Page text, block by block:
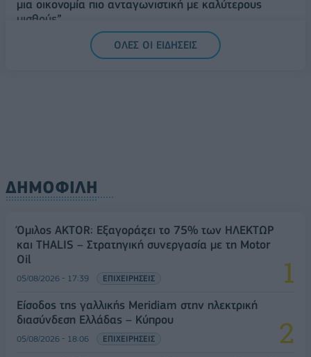
μια οικονομία πιο ανταγωνιστική με καλύτερους
μισθούς”
ΟΛΕΣ ΟΙ ΕΙΔΗΣΕΙΣ
ΔΗΜΟΦΙΛΗ
Όμιλος AKTOR: Εξαγοράζει το 75% των ΗΛΕΚΤΩΡ
και THALIS – Στρατηγική συνεργασία με τη Motor
Oil
05/08/2026 - 17:39 ΕΠΙΧΕΙΡΗΣΕΙΣ
Είσοδος της γαλλικής Meridiam στην ηλεκτρική
διασύνδεση Ελλάδας – Κύπρου
05/08/2026 - 18:06 ΕΠΙΧΕΙΡΗΣΕΙΣ